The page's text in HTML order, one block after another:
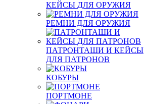
КЕЙСЫ ДЛЯ ОРУЖИЯ
РЕМНИ ДЛЯ ОРУЖИЯ
ПАТРОНТАШИ И КЕЙСЫ
ДЛЯ ПАТРОНОВ
КОБУРЫ
ПОРТМОНЕ